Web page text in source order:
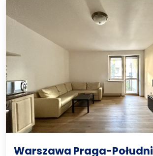
Warszawa Praga-